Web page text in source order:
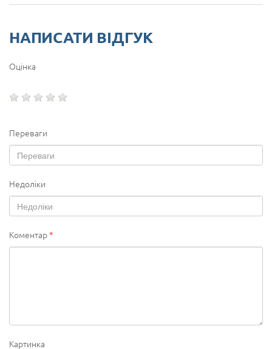
НАПИСАТИ ВІДГУК
Оцінка
Переваги
Недоліки
Коментар*
Картинка